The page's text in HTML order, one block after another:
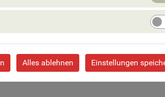
Alles ablehnen Einstellungen